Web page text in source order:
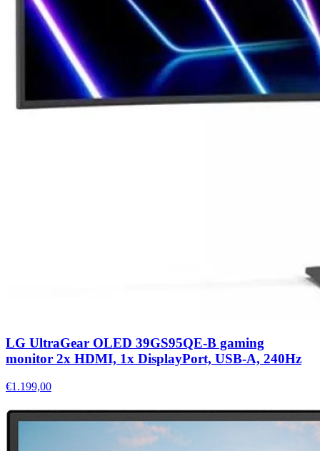
LG UltraGear OLED 39GS95QE-B gaming
monitor 2x HDMI, 1x DisplayPort, USB-A, 240Hz
€1.199,00